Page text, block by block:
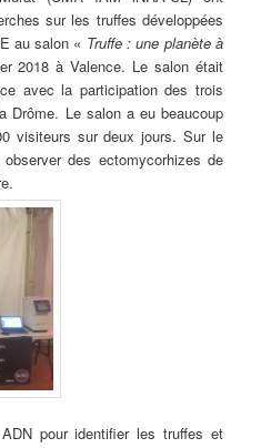
sur les truffes développées
au salon « Truffe:une planèteà
2018 à Valence. Le salon était
avec la participation des trois
Drôme. Le salon a eu beaucoup
visiteurs sur deux jours. Sur le
des ectomycorhizes de
pour identifier les truffes et